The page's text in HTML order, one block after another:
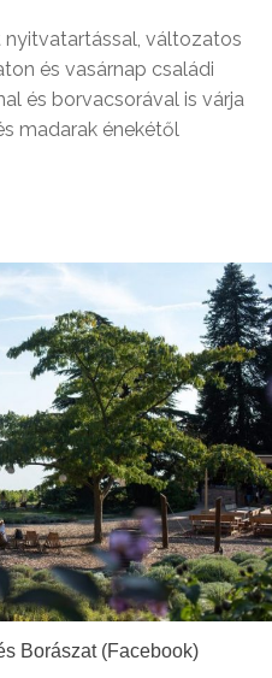
változatos
és vasárnap családi
és borvacsorával is várja
madarak énekétől
Borászat (Facebook)